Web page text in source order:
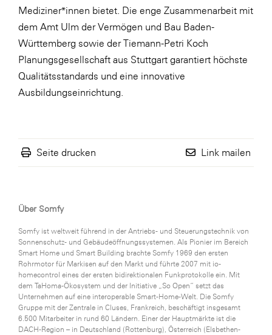
Mediziner*innen bietet. Die enge Zusammenarbeit mit
dem Amt Ulm der Vermögen und Bau Baden-
Württemberg sowie der Tiemann-Petri Koch
Planungsgesellschaft aus Stuttgart garantiert höchste
Qualitätsstandards und eine innovative
Ausbildungseinrichtung.
Seite drucken Link mailen
Über Somfy
Somfy ist weltweit führend in der Antriebs- und Steuerungstechnik von
Sonnenschutz- und Gebäudeöffnungssystemen. Als Pionier im Bereich
Smart Home und Smart Building brachte Somfy 1969 den ersten
Rohrmotor für Markisen auf den Markt und führte 2007 mit io-
homecontrol eines der ersten bidirektionalen Funkprotokolle ein. Mit
dem TaHoma-Ökosystem und der Initiative „So Open“ setzt das
Unternehmen auf eine interoperable Smart-Home-Welt. Die Somfy
Gruppe mit der Zentrale in Cluses, Frankreich, beschäftigt insgesamt
6.500 Mitarbeiter in rund 60 Ländern. Einer der Hauptmärkte ist die
DACH-Region – in Deutschland (Rottenburg), Österreich (Elsbethen-